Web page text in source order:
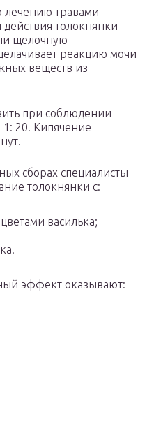
лечению травами
толокнянки
щелочную
реакцию мочи
веществ из
при соблюдении
20. Кипячение
сборах специалисты
толокнянки с:
василька;
эффект оказывают: